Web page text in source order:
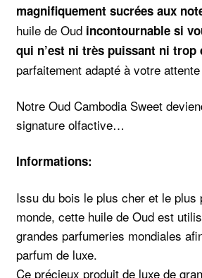
magnifiquement sucrées aux
huile de Oud incontournable si
qui n’est ni très puissant ni trop
parfaitement adapté à votre
Notre Oud Cambodia Sweet
signature olfactive…
Informations:
Issu du bois le plus cher et le plus
monde, cette huile de Oud est
grandes parfumeries mondiales
parfum de luxe.
Ce précieux produit de luxe de